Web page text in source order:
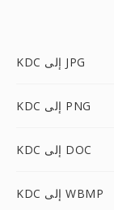
KDC إلى JPG
KDC إلى PNG
KDC إلى DOC
KDC إلى WBMP